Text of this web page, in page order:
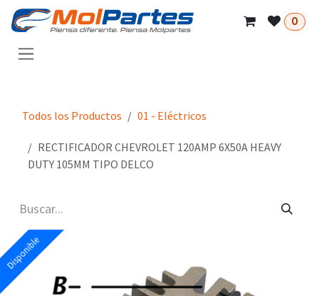
Ir al contenido
0
Todos los Productos 01 - Eléctricos
RECTIFICADOR CHEVROLET 120AMP 6X50A HEAVY
DUTY 105MM TIPO DELCO
Disponible
Disponible